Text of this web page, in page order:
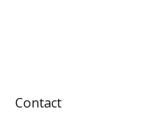
Contact